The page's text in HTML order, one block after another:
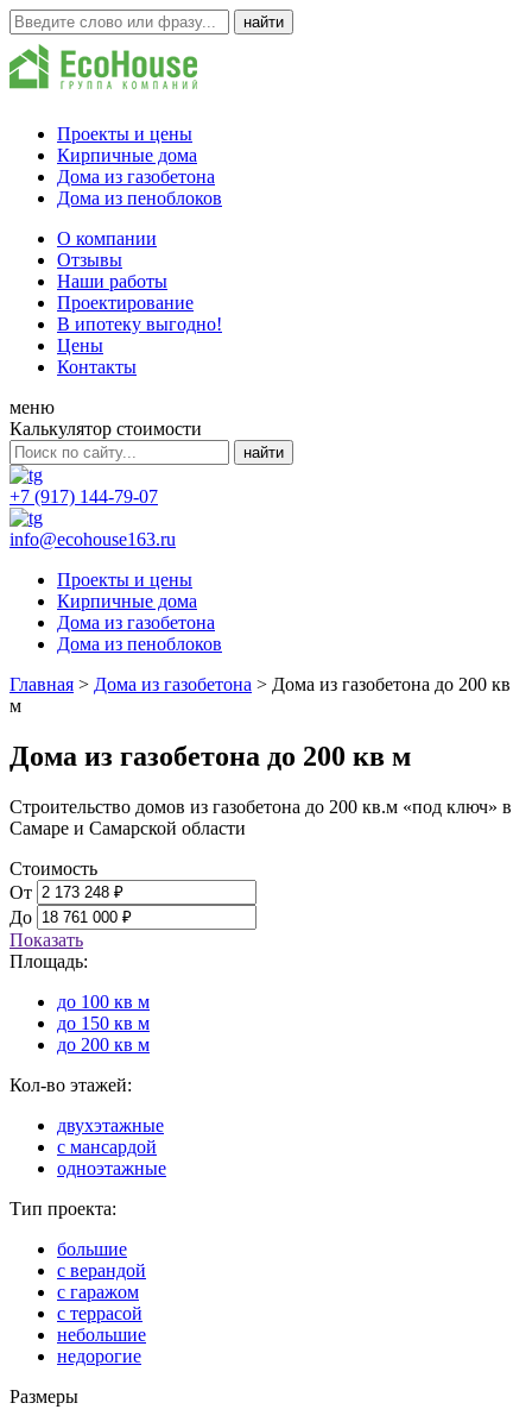
Проекты и цены
Кирпичные дома
Дома из газобетона
Дома из пеноблоков
О компании
Отзывы
Наши работы
Проектирование
В ипотеку выгодно!
Цены
Контакты
меню
Калькулятор стоимости
+7 (917) 144-79-07
info@ecohouse163.ru
Проекты и цены
Кирпичные дома
Дома из газобетона
Дома из пеноблоков
Главная > Дома из газобетона > Дома из газобетона до 200 кв
м
Дома из газобетона до 200 кв м
Строительство домов из газобетона до 200 кв.м «под ключ» в
Самаре и Самарской области
Стоимость
От
До
Показать
Площадь:
до 100 кв м
до 150 кв м
до 200 кв м
Кол-во этажей:
двухэтажные
с мансардой
одноэтажные
Тип проекта:
большие
с верандой
с гаражом
с террасой
небольшие
недорогие
Размеры